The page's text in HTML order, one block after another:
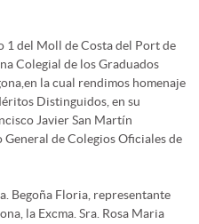
1 del Moll de Costa del Port de
Colegial de los Graduados
la cual rendimos homenaje
Distinguidos, en su
Javier San Martín
de Colegios Oficiales de
Begoña Floria, representante
la Excma. Sra. Rosa Maria